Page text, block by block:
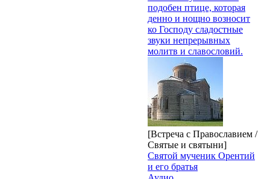
подобен птице, которая
денно и нощно воз­носит
ко Господу сладостные
звуки непрерывных
молитв и славословий.
[Встреча с Православием /
Святые и святыни]
Святой мученик Орентий
и его братья